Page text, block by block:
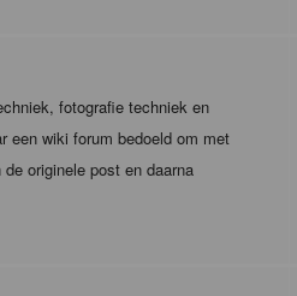
fotografie techniek en
een wiki forum bedoeld om met
originele post en daarna